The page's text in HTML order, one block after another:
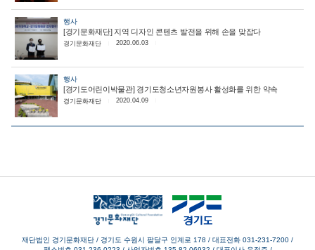
행사
[경기문화재단] 지역 디자인 콘텐츠 발전을 위해 손을 맞잡다
경기문화재단 2020.06.03
행사
[경기도어린이박물관] 경기도청소년자원봉사 활성화를 위한 약속
경기문화재단 2020.04.09
재단법인 경기문화재단 / 경기도 수원시 팔달구 인계로 178 / 대표전화 031-231-7200 /